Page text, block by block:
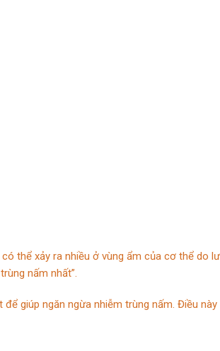
thể xảy ra nhiều ở vùng ẩm của cơ thể
nấm nhất”.
giúp ngăn ngừa nhiễm trùng nấm. Điều